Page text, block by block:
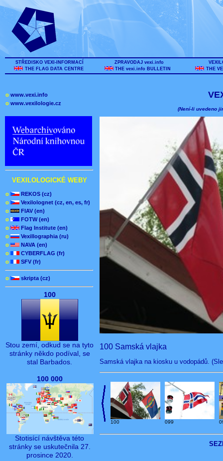
STŘEDISKO VEXI-INFORMACÍ
THE FLAG DATA CENTRE
ZPRAVODAJ vexi.info
THE vexi.info BULLETIN
THE
o www.vexi.info
o www.vexilologie.cz
VEXILOLOGICKÉ WEBY
o
REKOS (cz)
o
Vexilolognet (cz, en, es, fr)
o
FIAV (en)
o
FOTW (en)
o
Flag Institute (en)
o
Vexillographia (ru)
o
NAVA (en)
o
CYBERFLAG (fr)
o
SFV (fr)
o skripta (cz)
100
Stou zemí, odkud se na tyto
stránky někdo podíval, se
stal Barbados.
100 000
Stotisící návštěva této
stránky se uskutečnila 27.
prosince 2020.
(Není-li uvedeno
100 Samská vlajka
Samská vlajka na kiosku u vodopádů.
100 099